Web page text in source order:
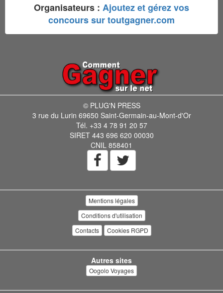
Organisateurs : Ajoutez et gérez vos
concours sur toutgagner.com
© PLUG'N PRESS
3 rue du Lurin 69650 Saint-Germain-au-Mont-d'Or
Tél. +33 4 78 91 20 57
SIRET 443 696 620 00030
CNIL 858401
Mentions légales
Conditions d'utilisation
Contacts
Cookies RGPD
Autres sites
Oogolo Voyages